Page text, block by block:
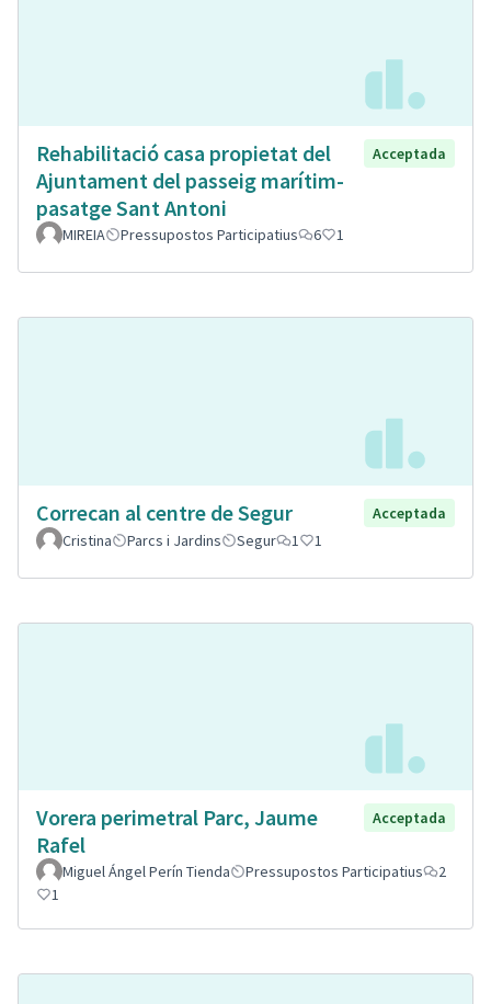
Rehabilitació casa propietat del
Ajuntament del passeig marítim-
pasatge Sant Antoni
Acceptada
MIREIA Pressupostos Participatius 6 1
Correcan al centre de Segur
Acceptada
Cristina
Parcs i Jardins Segur 1 1
Vorera perimetral Parc, Jaume
Rafel
Acceptada
Miguel Ángel Perín Tienda Pressupostos Participatius
2
1